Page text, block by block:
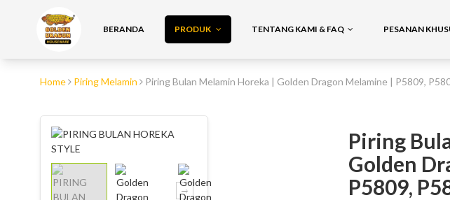
BERANDA PRODUK TENTANG KAMI & FAQ PESANAN
Home Piring Melamin Piring Bulan Melamin Horeka | Golden Dragon Melamine | P5809,
Piring
Golden
P5809,